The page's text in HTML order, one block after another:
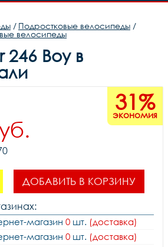
/ Подростковые велосипеды /
велосипеды
246 Boy в
31%
экономия
ДОБАВИТЬ В КОРЗИНУ
магазин 0 шт. (доставка)
магазин 0 шт. (доставка)